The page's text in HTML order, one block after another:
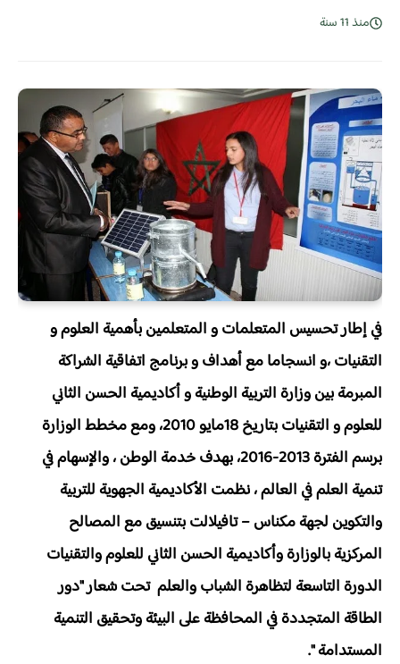
منذ 11 سنة
في إطار تحسيس المتعلمات و المتعلمين بأهمية العلوم و
التقنيات ،و انسجاما مع أهداف و برنامج اتفاقية الشراكة
المبرمة بين وزارة التربية الوطنية و أكاديمية الحسن الثاني
للعلوم و التقنيات بتاريخ 18مايو 2010، ومع مخطط الوزارة
برسم الفترة 2013-2016، بهدف خدمة الوطن ، والإسهام في
تنمية العلم في العالم ، نظمت الأكاديمية الجهوية للتربية
والتكوين لجهة مكناس – تافيلالت بتنسيق مع المصالح
المركزية بالوزارة وأكاديمية الحسن الثاني للعلوم والتقنيات
الدورة التاسعة لتظاهرة الشباب والعلم تحت شعار "دور
الطاقة المتجددة في المحافظة على البيئة وتحقيق التنمية
المستدامة ".